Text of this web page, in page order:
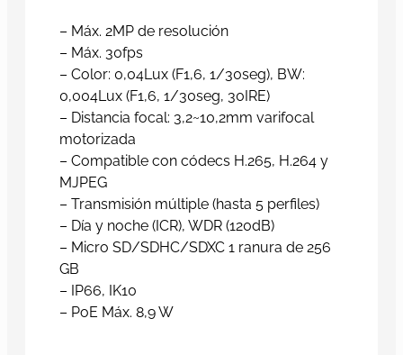
– Máx. 2MP de resolución
– Máx. 30fps
– Color: 0,04Lux (F1,6, 1/30seg), BW:
0,004Lux (F1,6, 1/30seg, 30IRE)
– Distancia focal: 3,2~10,2mm varifocal
motorizada
– Compatible con códecs H.265, H.264 y
MJPEG
– Transmisión múltiple (hasta 5 perfiles)
– Día y noche (ICR), WDR (120dB)
– Micro SD/SDHC/SDXC 1 ranura de 256
GB
– IP66, IK10
– PoE Máx. 8,9 W